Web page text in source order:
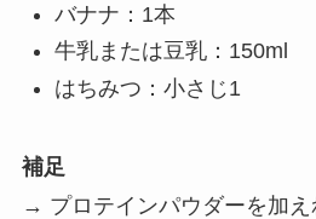
バナナ：1本
牛乳または豆乳：150ml
はちみつ：小さじ1
補足
→ プロテインパウダーを加